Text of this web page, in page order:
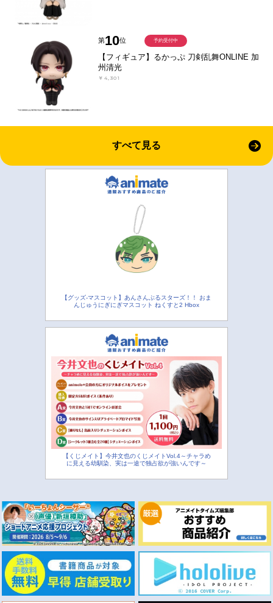
第10位
【フィギュア】るかっぷ 刀剣乱舞ONLINE 加
州清光
￥4,301
予約受付中
すべて見る
【グッズ-マスコット】あんさんぶるスターズ！！ おま
んじゅうにぎにぎマスコット ねくすと2 Hbox
【くじメイト】今井文也のくじメイトVol.4～チャラめ
に見える幼馴染、実は一途で独占欲が強いんです～